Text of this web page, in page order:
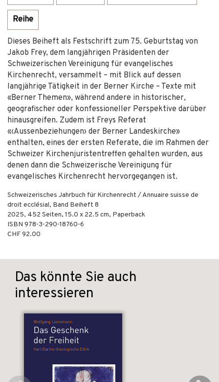
Reihe
Dieses Beiheft als Festschrift zum 75. Geburtstag von
Jakob Frey, dem langjährigen Präsidenten der
Schweizerischen Vereinigung für evangelisches
Kirchenrecht, versammelt – mit Blick auf dessen
langjährige Tätigkeit in der Berner Kirche – Texte mit
«Berner Themen», während andere in historischer,
geografischer oder konfessioneller Perspektive darüber
hinausgreifen. Zudem ist Freys Referat
«‹Aussenbeziehungen› der Berner Landeskirche»
enthalten, eines der ersten Referate, die im Rahmen der
Schweizer Kirchenjuristentreffen gehalten wurden, aus
denen dann die Schweizerische Vereinigung für
evangelisches Kirchenrecht hervorgegangen ist.
Schweizerisches Jahrbuch für Kirchenrecht / Annuaire suisse de
droit ecclésial, Band Beiheft 8
2025, 452 Seiten, 15.0 x 22.5 cm, Paperback
ISBN 978-3-290-18760-6
CHF 92.00
Das könnte Sie auch
interessieren